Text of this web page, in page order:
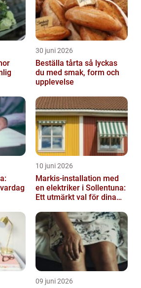
30 juni 2026
Beställa tårta så lyckas
du med smak, form och
upplevelse
10 juni 2026
Markis-installation med
en elektriker i Sollentuna:
Ett utmärkt val för dina
09 juni 2026